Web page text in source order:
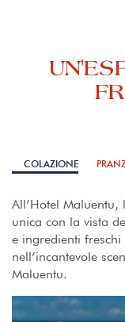
COLAZIONE
All’Hotel Maluentu,
unica con la vista
e ingredienti
nell’incantevole
Maluentu.